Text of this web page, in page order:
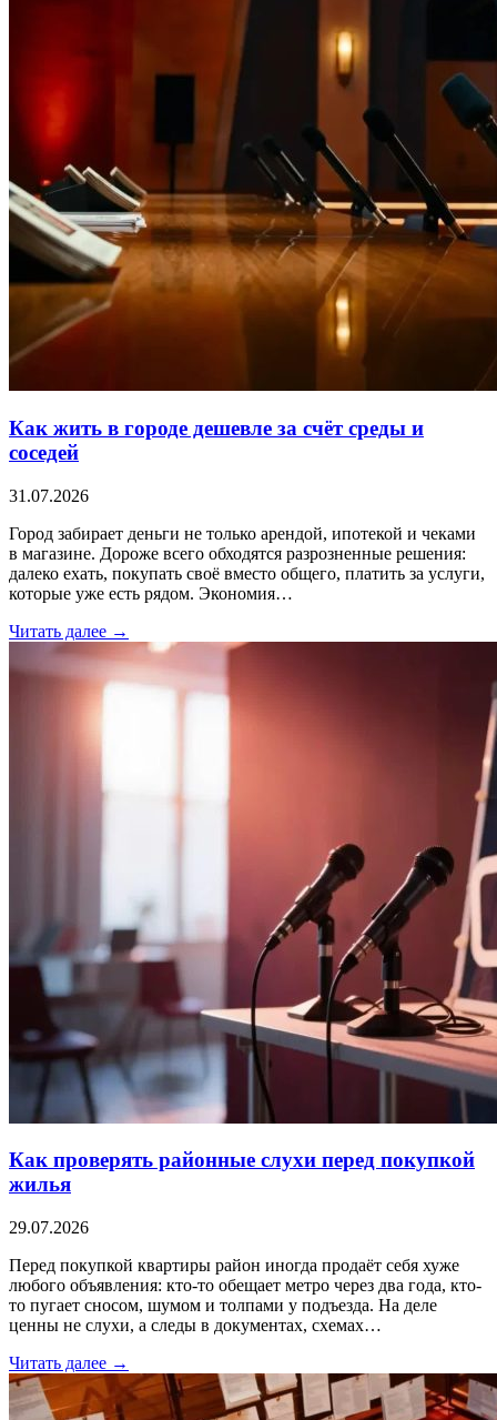
Как жить в городе дешевле за счёт среды и
соседей
31.07.2026
Город забирает деньги не только арендой, ипотекой и чеками
в магазине. Дороже всего обходятся разрозненные решения:
далеко ехать, покупать своё вместо общего, платить за услуги,
которые уже есть рядом. Экономия…
Читать далее →
Как проверять районные слухи перед покупкой
жилья
29.07.2026
Перед покупкой квартиры район иногда продаёт себя хуже
любого объявления: кто-то обещает метро через два года, кто-
то пугает сносом, шумом и толпами у подъезда. На деле
ценны не слухи, а следы в документах, схемах…
Читать далее →